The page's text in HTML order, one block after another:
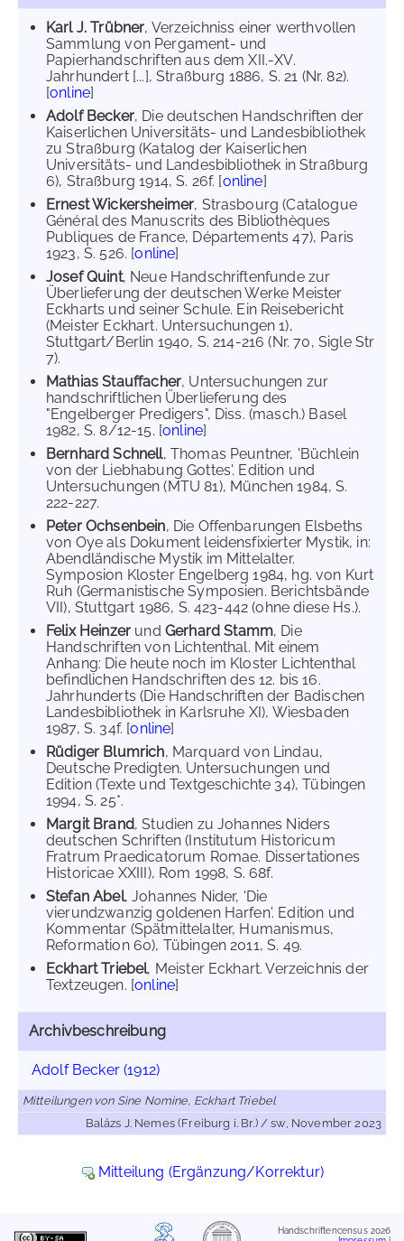
Karl J. Trübner, Verzeichniss einer werthvollen
Sammlung von Pergament- und
Papierhandschriften aus dem XII.-XV.
Jahrhundert [...], Straßburg 1886, S. 21 (Nr. 82).
[online]
Adolf Becker, Die deutschen Handschriften der
Kaiserlichen Universitäts- und Landesbibliothek
zu Straßburg (Katalog der Kaiserlichen
Universitäts- und Landesbibliothek in Straßburg
6), Straßburg 1914, S. 26f. [online]
Ernest Wickersheimer, Strasbourg (Catalogue
Général des Manuscrits des Bibliothèques
Publiques de France, Départements 47), Paris
1923, S. 526. [online]
Josef Quint, Neue Handschriftenfunde zur
Überlieferung der deutschen Werke Meister
Eckharts und seiner Schule. Ein Reisebericht
(Meister Eckhart. Untersuchungen 1),
Stuttgart/Berlin 1940, S. 214-216 (Nr. 70, Sigle Str
7).
Mathias Stauffacher, Untersuchungen zur
handschriftlichen Überlieferung des
"Engelberger Predigers", Diss. (masch.) Basel
1982, S. 8/12-15. [online]
Bernhard Schnell, Thomas Peuntner, 'Büchlein
von der Liebhabung Gottes'. Edition und
Untersuchungen (MTU 81), München 1984, S.
222-227.
Peter Ochsenbein, Die Offenbarungen Elsbeths
von Oye als Dokument leidensfixierter Mystik, in:
Abendländische Mystik im Mittelalter.
Symposion Kloster Engelberg 1984, hg. von Kurt
Ruh (Germanistische Symposien. Berichtsbände
VII), Stuttgart 1986, S. 423-442 (ohne diese Hs.).
Felix Heinzer und Gerhard Stamm, Die
Handschriften von Lichtenthal. Mit einem
Anhang: Die heute noch im Kloster Lichtenthal
befindlichen Handschriften des 12. bis 16.
Jahrhunderts (Die Handschriften der Badischen
Landesbibliothek in Karlsruhe XI), Wiesbaden
1987, S. 34f. [online]
Rüdiger Blumrich, Marquard von Lindau,
Deutsche Predigten. Untersuchungen und
Edition (Texte und Textgeschichte 34), Tübingen
1994, S. 25*.
Margit Brand, Studien zu Johannes Niders
deutschen Schriften (Institutum Historicum
Fratrum Praedicatorum Romae. Dissertationes
Historicae XXIII), Rom 1998, S. 68f.
Stefan Abel, Johannes Nider, 'Die
vierundzwanzig goldenen Harfen'. Edition und
Kommentar (Spätmittelalter, Humanismus,
Reformation 60), Tübingen 2011, S. 49.
Eckhart Triebel, Meister Eckhart. Verzeichnis der
Textzeugen. [online]
Archivbeschreibung
Adolf Becker (1912)
Mitteilungen von Sine Nomine, Eckhart Triebel
Balázs J. Nemes (Freiburg i. Br.) / sw, November 2023
Mitteilung (Ergänzung/Korrektur)
Handschriftencensus 2026